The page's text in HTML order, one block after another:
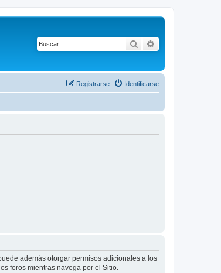
Buscar
Identificarse
Registrarse
además otorgar permisos adicionales a los
foros mientras navega por el Sitio.